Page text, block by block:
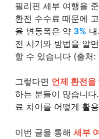
필리핀 세부 여행을
환전 수수료 때문에
율 변동폭은 약 3%
전 시기와 방법을 알
할 수 있습니다 (출처
그렇다면 언제 환전을
하는 분들이 많습니
료 차이를 어떻게 활
이번 글을 통해 세부